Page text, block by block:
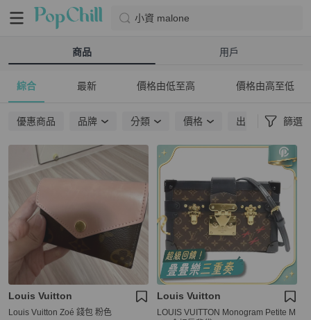
小資 malone
商品 用戶
綜合 最新 價格由低至高 價格由高至低
優惠商品 品牌 分類 價格 出貨地點 篩選
Louis Vuitton
Louis Vuitton Zoé 錢包 粉色
Louis Vuitton
LOUIS VUITTON Monogram Petite M